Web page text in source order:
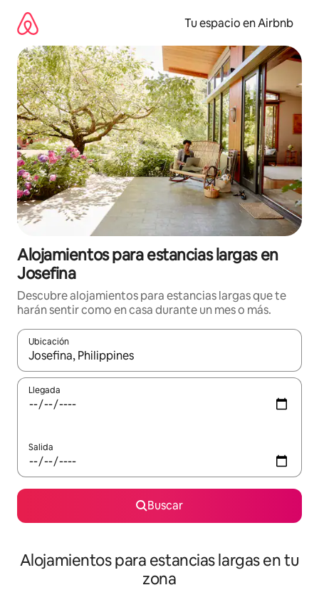
contenido
Tu espacio en Airbnb
Alojamientos para estancias largas en
Josefina
Descubre alojamientos para estancias largas que te
harán sentir como en casa durante un mes o más.
Ubicación
Cuando los resultados estén disponibles, podrás navegar
Llegada
Salida
Buscar
Alojamientos para estancias largas en tu
zona